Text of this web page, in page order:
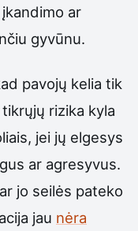
ar
gyvūnu.
pavojų kelia tik
rizika kyla
jei jų elgesys
ar agresyvus.
jo seilės pateko
jau nėra